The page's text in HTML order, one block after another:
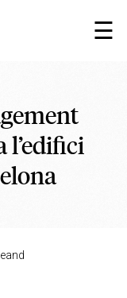
☰
×
l’edifici